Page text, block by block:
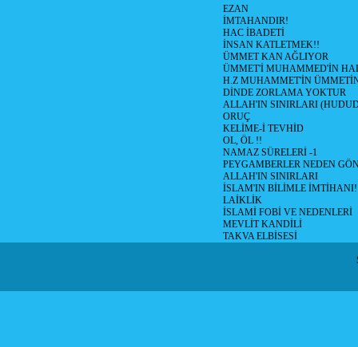
EZAN
İMTAHANDIR!
HAC İBADETİ
İNSAN KATLETMEK!!
ÜMMET KAN AĞLIYOR
ÜMMET'İ MUHAMMED'İN
H.Z MUHAMMET'İN
DİNDE ZORLAMA YOKTUR
ALLAH'IN SINIRLARI
ORUÇ
KELİME-İ TEVHİD
OL, ÖL !!
NAMAZ SÜRELERİ -1
PEYGAMBERLER NEDEN
ALLAH'IN SINIRLARI
İSLAM'IN BİLİMLE İMTİHANI!
LAİKLİK
İSLAMİ FOBİ VE NEDENLERİ
MEVLİT KANDİLİ
TAKVA ELBİSESİ